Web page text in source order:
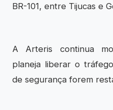
BR-101, entre Tijucas e
A Arteris continua
planeja liberar o
de segurança forem